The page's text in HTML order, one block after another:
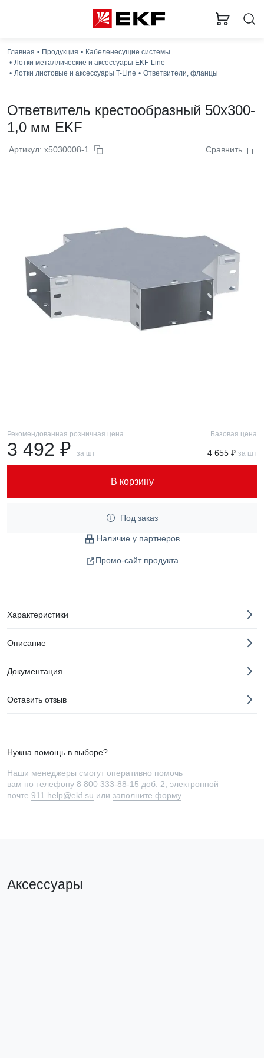
Главная Продукция
Кабеленесущие системы
Лотки металлические и аксессуары EKF-Line
Лотки листовые и аксессуары T-Line
Ответвители, фланцы
Ответвитель крестообразный 50x300-
1,0 мм EKF
Артикул: x5030008-1 Сравнить
Рекомендованная розничная цена
3 492 ₽ за шт
Базовая цена
4 655 ₽ за шт
В корзину
Под заказ
Наличие у партнеров
Промо-сайт продукта
Характеристики
Описание
Документация
Оставить отзыв
Нужна помощь в выборе?
Наши менеджеры смогут оперативно помочь
вам по телефону 8 800 333-88-15 доб. 2 , электронной
почте 911.help@ekf.su или заполните форму
Аксессуары